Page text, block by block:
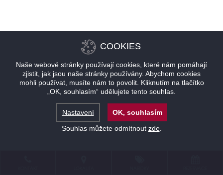
COOKIES
Naše webové stránky používají cookies, které nám pomáhají
zjistit, jak jsou naše stránky používány. Abychom cookies
mohli používat, musíte nám to povolit. Kliknutím na tlačítko
„OK, souhlasím“ udělujete tento souhlas.
Nastavení
OK, souhlasím
Souhlas můžete odmítnout zde.